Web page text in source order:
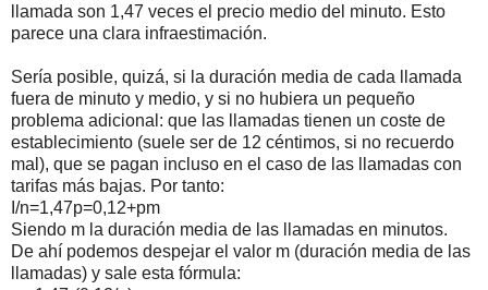
llamada son 1,47 veces el precio medio del minuto. Esto
parece una clara infraestimación.
Sería posible, quizá, si la duración media de cada llamada
fuera de minuto y medio, y si no hubiera un pequeño
problema adicional: que las llamadas tienen un coste de
establecimiento (suele ser de 12 céntimos, si no recuerdo
mal), que se pagan incluso en el caso de las llamadas con
tarifas más bajas. Por tanto:
I/n=1,47p=0,12+pm
Siendo m la duración media de las llamadas en minutos.
De ahí podemos despejar el valor m (duración media de las
llamadas) y sale esta fórmula: